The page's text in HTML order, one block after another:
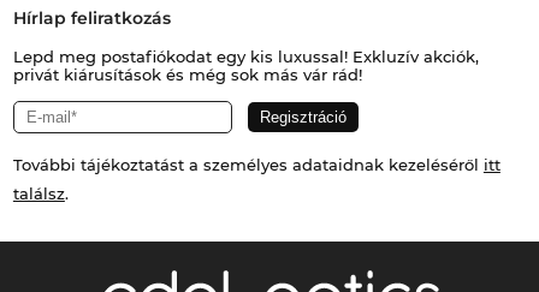
Hírlap feliratkozás
Lepd meg postafiókodat egy kis luxussal! Exkluzív akciók,
privát kiárusítások és még sok más vár rád!
További tájékoztatást a személyes adataidnak kezeléséről itt
találsz.